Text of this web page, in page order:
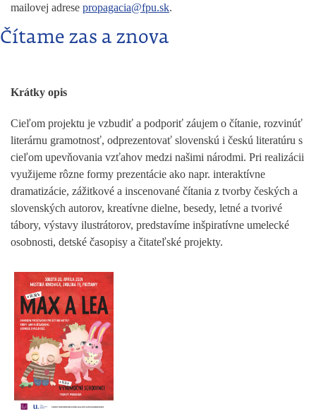
mailovej adrese propagacia@fpu.sk.
Čítame zas a znova
Krátky opis
Cieľom projektu je vzbudiť a podporiť záujem o čítanie, rozvinúť
literárnu gramotnosť, odprezentovať slovenskú i českú literatúru s
cieľom upevňovania vzťahov medzi našimi národmi. Pri realizácii
využijeme rôzne formy prezentácie ako napr. interaktívne
dramatizácie, zážitkové a inscenované čítania z tvorby českých a
slovenských autorov, kreatívne dielne, besedy, letné a tvorivé
tábory, výstavy ilustrátorov, predstavíme inšpiratívne umelecké
osobnosti, detské časopisy a čitateľské projekty.